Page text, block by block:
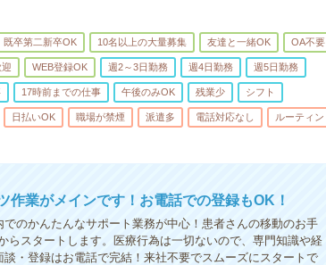
既卒第二新卒OK 10名以上の大量募集 友達と一緒OK OA不要
WEB登録OK 週2～3日勤務 週4日勤務 週5日勤務
17時前までの仕事 午後のみOK 残業少 シフト
日払いOK 職場が禁煙 派遣多 電話対応なし ルーティン
作業がメインです！お電話での登録もOK！
のかんたんなサポート業務が中心！患者さんの移動のお手
らスタートします。医療行為は一切ないので、専門知識や経
・登録はお電話で完結！来社不要でスムーズにスタートで